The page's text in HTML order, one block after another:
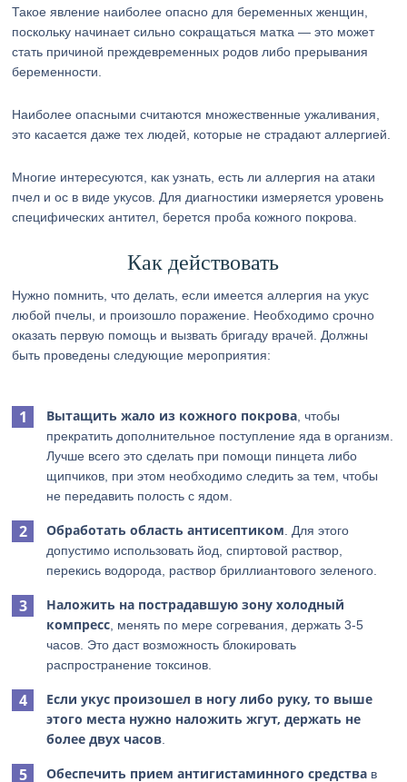
Такое явление наиболее опасно для беременных женщин,
поскольку начинает сильно сокращаться матка — это может
стать причиной преждевременных родов либо прерывания
беременности.
Наиболее опасными считаются множественные ужаливания,
это касается даже тех людей, которые не страдают аллергией.
Многие интересуются, как узнать, есть ли аллергия на атаки
пчел и ос в виде укусов. Для диагностики измеряется уровень
специфических антител, берется проба кожного покрова.
Как действовать
Нужно помнить, что делать, если имеется аллергия на укус
любой пчелы, и произошло поражение. Необходимо срочно
оказать первую помощь и вызвать бригаду врачей. Должны
быть проведены следующие мероприятия:
Вытащить жало из кожного покрова , чтобы
прекратить дополнительное поступление яда в организм.
Лучше всего это сделать при помощи пинцета либо
щипчиков, при этом необходимо следить за тем, чтобы
не передавить полость с ядом.
Обработать область антисептиком . Для этого
допустимо использовать йод, спиртовой раствор,
перекись водорода, раствор бриллиантового зеленого.
Наложить на пострадавшую зону холодный
компресс , менять по мере согревания, держать 3-5
часов. Это даст возможность блокировать
распространение токсинов.
Если укус произошел в ногу либо руку, то выше
этого места нужно наложить жгут, держать не
более двух часов
Обеспечить прием антигистаминного средства в